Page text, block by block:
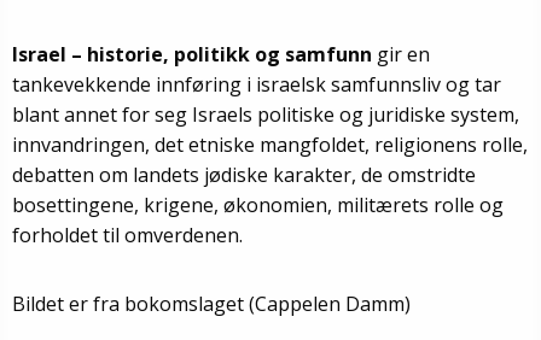
Israel – historie, politikk og samfunn gir en
tankevekkende innføring i israelsk samfunnsliv og tar
blant annet for seg Israels politiske og juridiske system,
innvandringen, det etniske mangfoldet, religionens rolle,
debatten om landets jødiske karakter, de omstridte
bosettingene, krigene, økonomien, militærets rolle og
forholdet til omverdenen.
Bildet er fra bokomslaget (Cappelen Damm)